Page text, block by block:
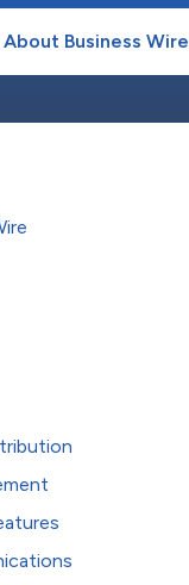
About Business Wire